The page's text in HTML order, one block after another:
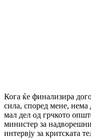
Кога ќе финализира
сила, според мене,
мал дел од грчкото
министер за
интервју за критската